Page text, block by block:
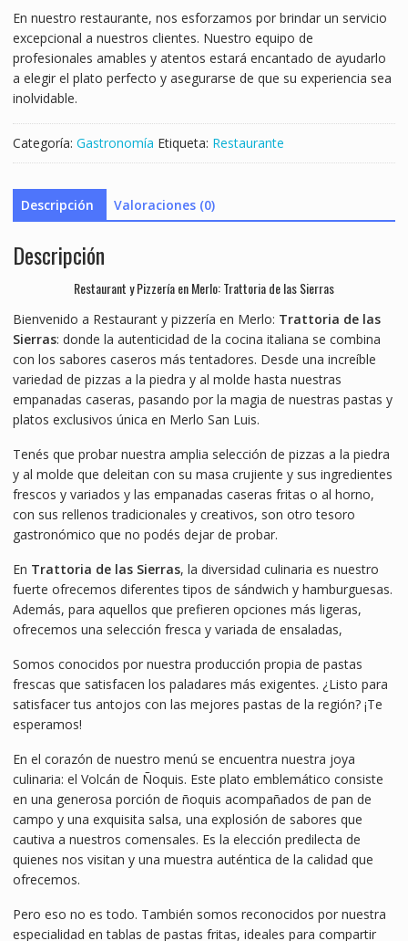
En nuestro restaurante, nos esforzamos por brindar un servicio
excepcional a nuestros clientes. Nuestro equipo de
profesionales amables y atentos estará encantado de ayudarlo
a elegir el plato perfecto y asegurarse de que su experiencia sea
inolvidable.
Categoría: Gastronomía Etiqueta: Restaurante
Descripción Valoraciones (0)
Descripción
Restaurant y Pizzería en Merlo: Trattoria de las Sierras
Bienvenido a Restaurant y pizzería en Merlo: Trattoria de las
Sierras: donde la autenticidad de la cocina italiana se combina
con los sabores caseros más tentadores. Desde una increíble
variedad de pizzas a la piedra y al molde hasta nuestras
empanadas caseras, pasando por la magia de nuestras pastas y
platos exclusivos única en Merlo San Luis.
Tenés que probar nuestra amplia selección de pizzas a la piedra
y al molde que deleitan con su masa crujiente y sus ingredientes
frescos y variados y las empanadas caseras fritas o al horno,
con sus rellenos tradicionales y creativos, son otro tesoro
gastronómico que no podés dejar de probar.
En Trattoria de las Sierras, la diversidad culinaria es nuestro
fuerte ofrecemos diferentes tipos de sándwich y hamburguesas.
Además, para aquellos que prefieren opciones más ligeras,
ofrecemos una selección fresca y variada de ensaladas,
Somos conocidos por nuestra producción propia de pastas
frescas que satisfacen los paladares más exigentes. ¿Listo para
satisfacer tus antojos con las mejores pastas de la región? ¡Te
esperamos!
En el corazón de nuestro menú se encuentra nuestra joya
culinaria: el Volcán de Ñoquis. Este plato emblemático consiste
en una generosa porción de ñoquis acompañados de pan de
campo y una exquisita salsa, una explosión de sabores que
cautiva a nuestros comensales. Es la elección predilecta de
quienes nos visitan y una muestra auténtica de la calidad que
ofrecemos.
Pero eso no es todo. También somos reconocidos por nuestra
especialidad en tablas de pastas fritas, ideales para compartir